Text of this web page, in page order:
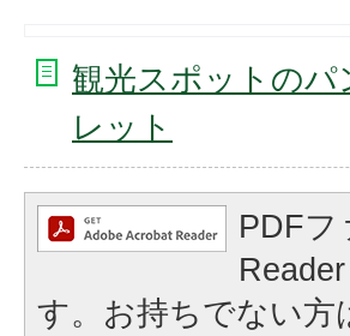
観光スポットのパ
レット
PDFフ
す。お持ちでない方